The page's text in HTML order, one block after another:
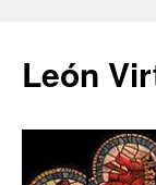
León